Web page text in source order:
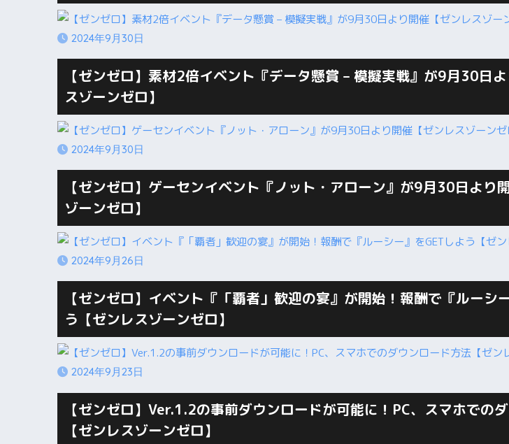
2024年9月30日
【ゼンゼロ】素材2倍イベント『データ懸賞 – 模擬実戦』が9月30日
スゾーンゼロ】
2024年9月30日
【ゼンゼロ】ゲーセンイベント『ノット・アローン』が9月30日より
ゾーンゼロ】
2024年9月26日
【ゼンゼロ】イベント『「覇者」歓迎の宴』が開始！報酬で『ルーシ
う【ゼンレスゾーンゼロ】
2024年9月23日
【ゼンゼロ】Ver.1.2の事前ダウンロードが可能に！PC、スマホでの
【ゼンレスゾーンゼロ】